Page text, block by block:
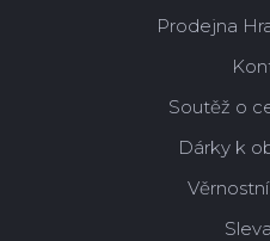
Prodejna
Soutěž o
Dárky k